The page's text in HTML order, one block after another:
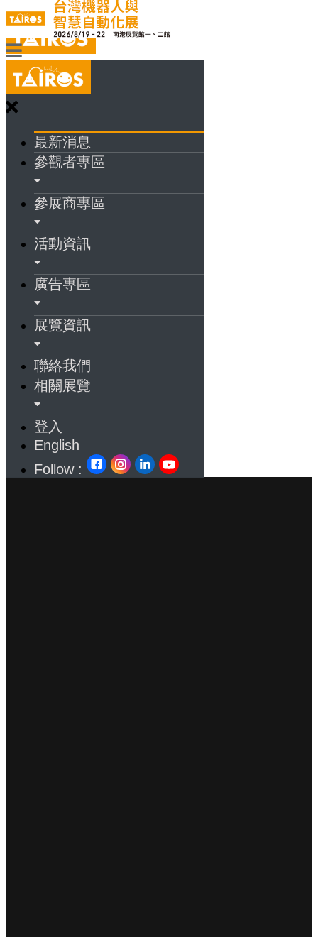
最新消息
參觀者專區
參展商專區
活動資訊
廣告專區
展覽資訊
聯絡我們
相關展覽
登入
English
Follow :